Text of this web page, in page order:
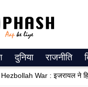
दुनिया राजनीति